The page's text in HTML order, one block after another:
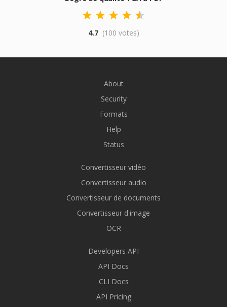
4.7 (100 votes)
About
Security
Formats
Help
Status
Convertisseur vidéo
Convertisseur audio
Convertisseur de documents
Convertisseur d'image
OCR
Developers API
API Docs
CLI Docs
API Pricing